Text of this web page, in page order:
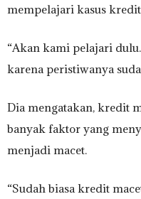
mempelajari kasus
“Akan kami pelajari
karena peristiwanya
Dia mengatakan, kredit
banyak faktor yang
menjadi macet.
“Sudah biasa kredit